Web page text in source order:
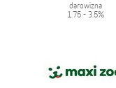
darowizna
1.75 - 3.5%